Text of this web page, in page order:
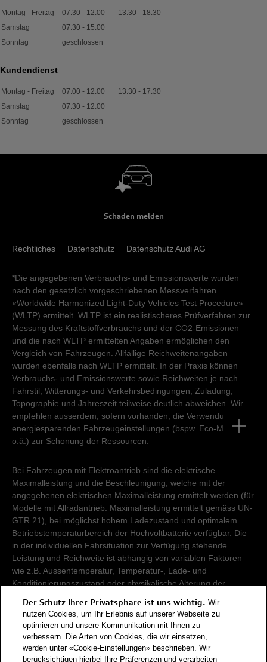
Montag - Freitag 07:30 - 12:00 13:30 - 18:30
Samstag
07:30 - 15:00
Sonntag
geschlossen
Kundendienst
Montag - Freitag 07:00 - 12:00 13:30 - 17:30
Samstag
07:30 - 12:00
Sonntag
geschlossen
Schaden melden
Rechtliches Datenschutz Datenschutz Audi AG
*Die angegebenen Verbrauchs- und Emissionswerte wurden
nach den gesetzlich vorgeschriebenen Messverfahren
«Worldwide Harmonized Light-Duty Vehicles Test Procedure»
(WLTP) ermittelt. WLTP ist ein realistischeres Prüfverfahren zur
Messung des Kraftstoffverbrauchs und der CO2-Emissionen
und die nach WLTP ermittelten Angaben ermöglichen den
Vergleich von Fahrzeugen. Allfällige Reichweitenangaben
wurden ebenfalls nach WLTP ermittelt. In der Praxis können
Verbrauchs- und Emissionswerte sowie Reichweiten je nach
Fahrstil, Witterungs- und Verkehrsbedingungen, Zuladung,
Topographie und Jahreszeit teilweise deutlich abweichen. Wir
empfehlen ausserdem, sofern vorhanden, die Verwendung von
energiesparenden Fahrzeugeinstellungen (bspw. Eco-Modus
o.ä.) zur Schonung der Ressourcen.
Bei Fahrzeugen mit Elektroantrieb sind die elektrische
Maximalleistung und die Beschleunigung, welche mit der
angegebenen elektrischen Maximalleistung ermittelt werden (für
Modelle mit Allradantrieb: Maximalleistung ermittelt gemäss UN-
GTR.21), bei möglichst hohem Ladezustand und optimalem
Betriebstemperaturbereich der Hochvoltbatterie verfügbar. Die
in der individuellen Fahrsituation zur Verfügung stehende
Leistung und Reichweite ist abhängig von variablen Faktoren
wie z.B. Aussentemperatur, Temperatur-, Lade- und
Konditionierungszustand oder physikalische Alterung der
Damit Energieverbräuche unterschiedlicher Antriebsformen
(Benzin, Diesel, Gas, Strom, usw.) vergleichbar sind, werden sie
zusätzlich als sogenannte Benzinäquivalente (Masseinheit für
Der Schutz Ihrer Privatsphäre ist uns wichtig. Wir
nutzen Cookies, um Ihr Erlebnis auf unserer Webseite zu
optimieren und unsere Kommunikation mit Ihnen zu
verbessern. Die Arten von Cookies, die wir einsetzen,
werden unter «Cookie-Einstellungen» beschrieben. Wir
berücksichtigen hierbei Ihre Präferenzen und verarbeiten